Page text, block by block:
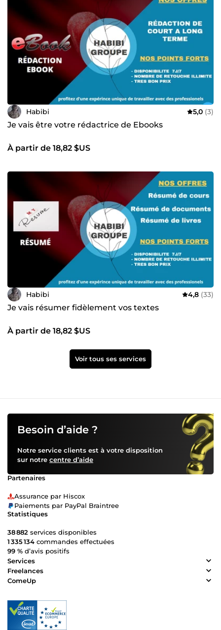
Habibi 5,0 (3)
Je vais être votre rédactrice de Ebooks
À partir de 18,82 $US
Habibi 4,8 (33)
Je vais résumer fidèlement vos textes
À partir de 18,82 $US
Voir tous ses services
Besoin d’aide ?
Notre service clients est à votre disposition
sur notre centre d’aide
Partenaires
Assurance par Hiscox
Paiements par PayPal Braintree
Statistiques
38 882 services disponibles
1 335 134 commandes effectuées
99 % d’avis positifs
Services
Freelances
ComeUp